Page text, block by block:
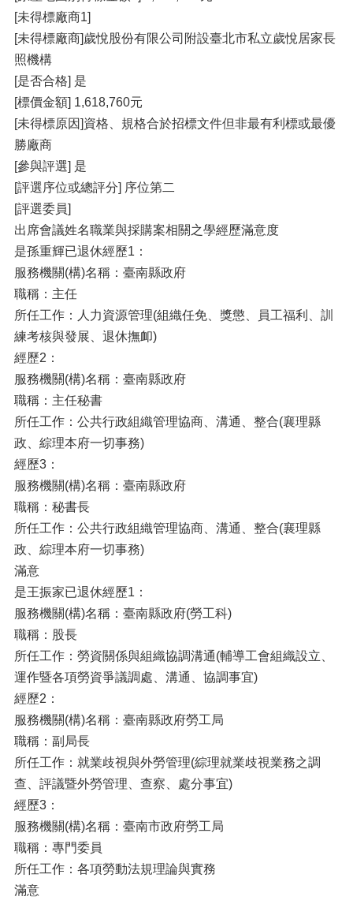
[未得標廠商1]
[未得標廠商]歲悅股份有限公司附設臺北市私立歲悅居家長
照機構
[是否合格] 是
[標價金額] 1,618,760元
[未得標原因]資格、規格合於招標文件但非最有利標或最優
勝廠商
[參與評選] 是
[評選序位或總評分] 序位第二
[評選委員]
出席會議姓名職業與採購案相關之學經歷滿意度
是孫重輝已退休經歷1：
服務機關(構)名稱：臺南縣政府
職稱：主任
所任工作：人力資源管理(組織任免、獎懲、員工福利、訓
練考核與發展、退休撫卹)
經歷2：
服務機關(構)名稱：臺南縣政府
職稱：主任秘書
所任工作：公共行政組織管理協商、溝通、整合(襄理縣
政、綜理本府一切事務)
經歷3：
服務機關(構)名稱：臺南縣政府
職稱：秘書長
所任工作：公共行政組織管理協商、溝通、整合(襄理縣
政、綜理本府一切事務)
滿意
是王振家已退休經歷1：
服務機關(構)名稱：臺南縣政府(勞工科)
職稱：股長
所任工作：勞資關係與組織協調溝通(輔導工會組織設立、
運作暨各項勞資爭議調處、溝通、協調事宜)
經歷2：
服務機關(構)名稱：臺南縣政府勞工局
職稱：副局長
所任工作：就業歧視與外勞管理(綜理就業歧視業務之調
查、評議暨外勞管理、查察、處分事宜)
經歷3：
服務機關(構)名稱：臺南市政府勞工局
職稱：專門委員
所任工作：各項勞動法規理論與實務
滿意